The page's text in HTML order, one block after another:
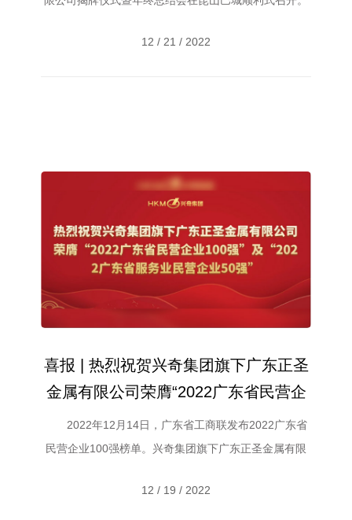
团财务风控副总裁冯志学等集团领导及天奇铜业总经理
12 / 21 / 2022
喜报 | 热烈祝贺兴奇集团旗下广东正圣
金属有限公司荣膺“2022广东省民营企
业100强”及“2022广东省服务业民营企
业50强”
2022年12月14日，广东省工商联发布2022广东省
民营企业100强榜单。兴奇集团旗下广东正圣金属有限
强”榜单第 42 位、“2022广东省服务业民营企业50强”榜
12 / 19 / 2022